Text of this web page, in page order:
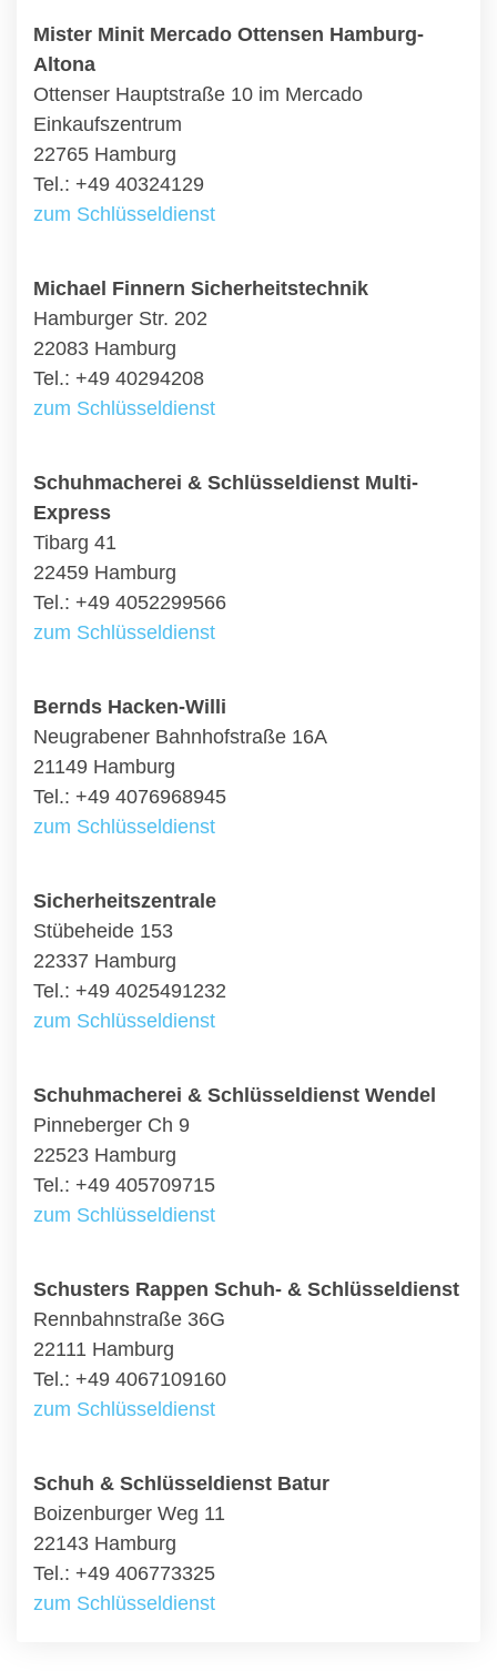
Mister Minit Mercado Ottensen Hamburg-
Altona
Ottenser Hauptstraße 10 im Mercado
Einkaufszentrum
22765 Hamburg
Tel.: +49 40324129
zum Schlüsseldienst
Michael Finnern Sicherheitstechnik
Hamburger Str. 202
22083 Hamburg
Tel.: +49 40294208
zum Schlüsseldienst
Schuhmacherei & Schlüsseldienst Multi-
Express
Tibarg 41
22459 Hamburg
Tel.: +49 4052299566
zum Schlüsseldienst
Bernds Hacken-Willi
Neugrabener Bahnhofstraße 16A
21149 Hamburg
Tel.: +49 4076968945
zum Schlüsseldienst
Sicherheitszentrale
Stübeheide 153
22337 Hamburg
Tel.: +49 4025491232
zum Schlüsseldienst
Schuhmacherei & Schlüsseldienst Wendel
Pinneberger Ch 9
22523 Hamburg
Tel.: +49 405709715
zum Schlüsseldienst
Schusters Rappen Schuh- & Schlüsseldienst
Rennbahnstraße 36G
22111 Hamburg
Tel.: +49 4067109160
zum Schlüsseldienst
Schuh & Schlüsseldienst Batur
Boizenburger Weg 11
22143 Hamburg
Tel.: +49 406773325
zum Schlüsseldienst